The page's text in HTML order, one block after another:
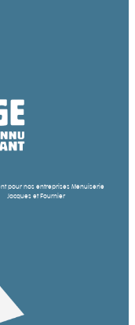
pour nos entreprises Menuiserie
Jacques et Fournier